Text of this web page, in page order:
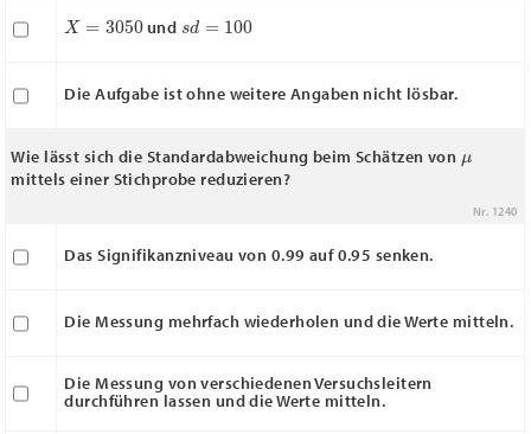
X― =3050und d 100
Die Aufgabe ist ohne weitere Angaben nicht lösbar.
Wie lässt sich die Standardabweichung beim Schätzen von
mittels einer Stichprobe reduzieren?
Nr. 1240
Das Signifikanzniveau von 0.99 auf 0.95 senken.
Die Messung mehrfach wiederholen und die Werte mitteln.
Die Messung von verschiedenen Versuchsleitern
durchführen lassen und die Werte mitteln.